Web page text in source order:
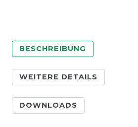
BESCHREIBUNG
WEITERE DETAILS
DOWNLOADS